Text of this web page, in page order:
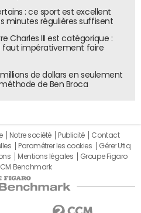
: ce sport est excellent
minutes régulières suffisent
Charles III est catégorique :
faut impérativement faire
de dollars en seulement
de Ben Broca
Notre société Publicité
Contact
Paramétrer les cookies
Gérer Utiq
Mentions légales
Groupe Figaro
Benchmark